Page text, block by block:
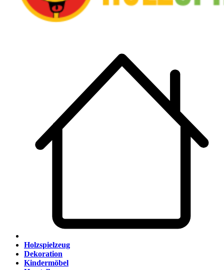
Holzspielzeug
Dekoration
Kindermöbel